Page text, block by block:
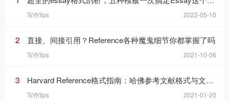
写作tips 2022-05-10
2 直接、间接引用？Reference各种魔鬼细节你都掌握了吗
写作tips 2021-10-06
3 Harvard Reference格式指南：哈佛参考文献格式与文内引用格式
写作tips 2021-01-20